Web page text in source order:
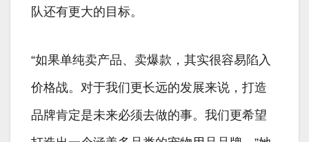
队还有更大的目标。
“如果单纯卖产品、卖爆款，其实很容易陷入
价格战。对于我们更长远的发展来说，打造
品牌肯定是未来必须去做的事。我们更希望